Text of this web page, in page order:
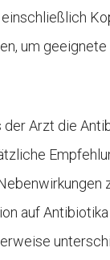
um
der Arzt die
auf